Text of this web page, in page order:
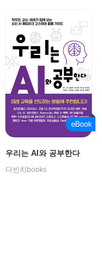
우리는 AI와 공부한다
다빈치books